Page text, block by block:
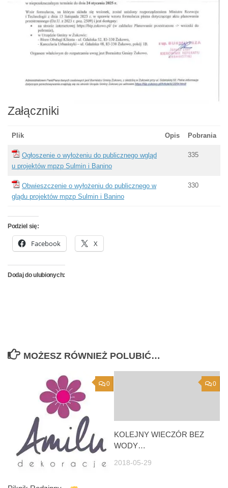
Załączniki
Plik Opis Pobrania
Ogłoszenie o wyłożeniu do publicznego wgląd
u projektów mpzp Sulmin i Banino
335
Obwieszczenie o wyłożeniu do publicznego w
glądu projektów mpzp Sulmin i Banino
330
Podziel się:
Facebook X
Dodaj do ulubionych:
MOŻESZ RÓWNIEŻ POLUBIĆ…
0 0
KOLEJNY WIECZÓR BEZ
WODY…
2018-05-29